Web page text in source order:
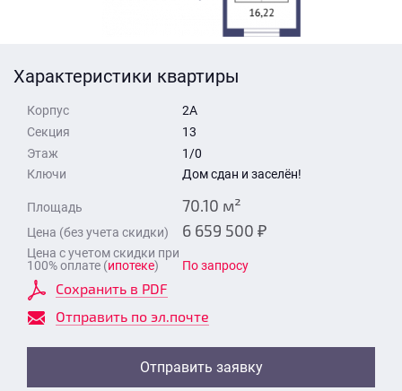
Характеристики квартиры
Корпус
2А
Секция
13
Этаж
1/0
Ключи
Дом сдан и заселён!
Площадь 70.10 м²
Цена (без учета скидки) 6 659 500 ₽
Цена с учетом скидки при
100% оплате (ипотеке) По запросу
Сохранить в PDF
Отправить по эл.почте
Отправить заявку
Отправить
Отправить